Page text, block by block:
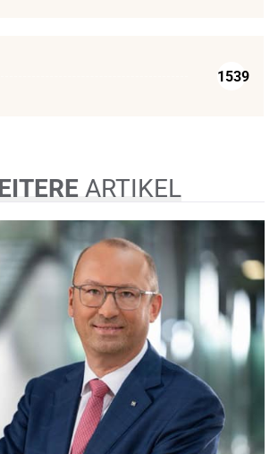
1539
ARTIKEL